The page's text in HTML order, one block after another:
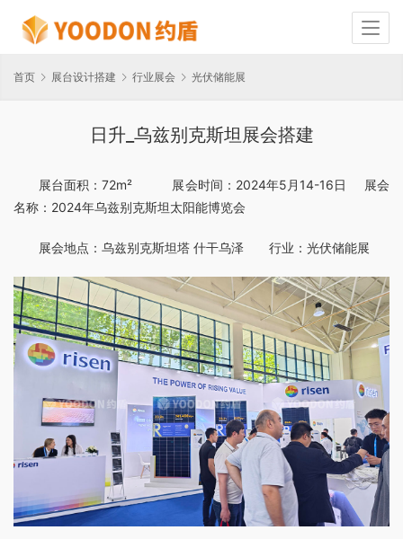
首页 展台设计搭建 行业展会 光伏储能展
日升_乌兹别克斯坦展会搭建
展台面积：72m² 展会时间：2024年5月14-16日 展会
名称：2024年乌兹别克斯坦太阳能博览会
展会地点：乌兹别克斯坦塔 什干乌泽 行业：光伏储能展